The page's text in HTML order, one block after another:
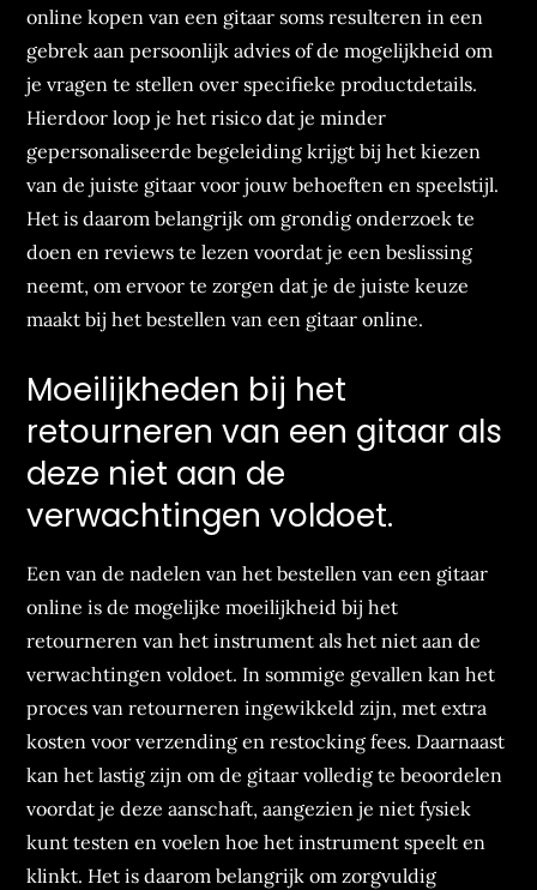
online kopen van een gitaar soms resulteren in een
gebrek aan persoonlijk advies of de mogelijkheid om
je vragen te stellen over specifieke productdetails.
Hierdoor loop je het risico dat je minder
gepersonaliseerde begeleiding krijgt bij het kiezen
van de juiste gitaar voor jouw behoeften en speelstijl.
Het is daarom belangrijk om grondig onderzoek te
doen en reviews te lezen voordat je een beslissing
neemt, om ervoor te zorgen dat je de juiste keuze
maakt bij het bestellen van een gitaar online.
Moeilijkheden bij het
retourneren van een gitaar als
deze niet aan de
verwachtingen voldoet.
Een van de nadelen van het bestellen van een gitaar
online is de mogelijke moeilijkheid bij het
retourneren van het instrument als het niet aan de
verwachtingen voldoet. In sommige gevallen kan het
proces van retourneren ingewikkeld zijn, met extra
kosten voor verzending en restocking fees. Daarnaast
kan het lastig zijn om de gitaar volledig te beoordelen
voordat je deze aanschaft, aangezien je niet fysiek
kunt testen en voelen hoe het instrument speelt en
klinkt. Het is daarom belangrijk om zorgvuldig